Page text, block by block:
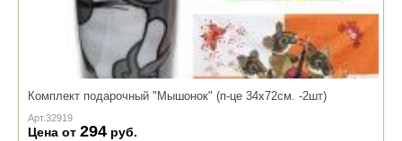
Комплект подарочный "Мышонок" (п-це 34х72см. -2шт)
Арт.32919
Цена от 294 руб.